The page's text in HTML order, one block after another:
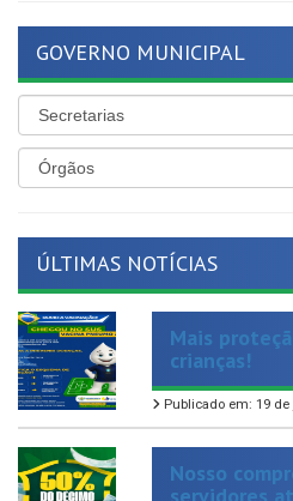
Mais
crianças!
Publicado em: 19 de
Nosso
servidores
se